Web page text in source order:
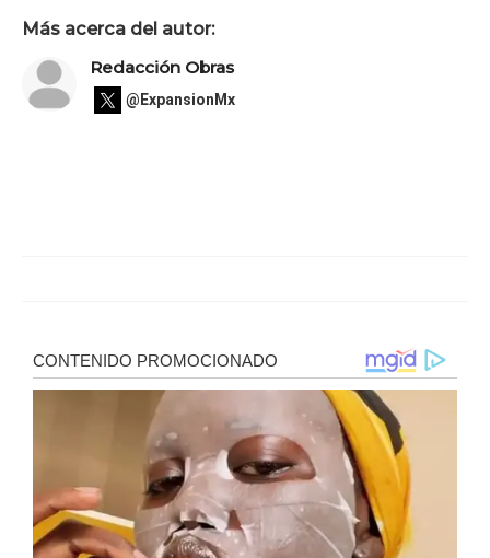
Más acerca del autor:
Redacción Obras
@ExpansionMx